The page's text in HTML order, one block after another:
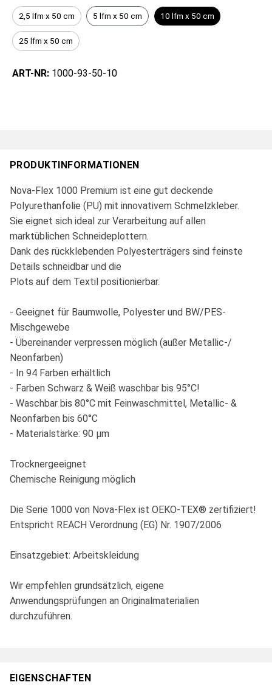
2,5 lfm x 50 cm 5 lfm x 50 cm 10 lfm x 50 cm
25 lfm x 50 cm
ART-NR: 1000-93-50-10
PRODUKTINFORMATIONEN
Nova-Flex 1000 Premium ist eine gut deckende
Polyurethanfolie (PU) mit innovativem Schmelzkleber.
Sie eignet sich ideal zur Verarbeitung auf allen
marktüblichen Schneideplottern.
Dank des rückklebenden Polyesterträgers sind feinste
Details schneidbar und die
Plots auf dem Textil positionierbar.
- Geeignet für Baumwolle, Polyester und BW/PES-
Mischgewebe
- Übereinander verpressen möglich (außer Metallic-/
Neonfarben)
- In 94 Farben erhältlich
- Farben Schwarz & Weiß waschbar bis 95°C!
- Waschbar bis 80°C mit Feinwaschmittel, Metallic- &
Neonfarben bis 60°C
- Materialstärke: 90 µm
Trocknergeeignet
Chemische Reinigung möglich
Die Serie 1000 von Nova-Flex ist OEKO-TEX® zertifiziert!
Entspricht REACH Verordnung (EG) Nr. 1907/2006
Einsatzgebiet: Arbeitskleidung
Wir empfehlen grundsätzlich, eigene
Anwendungsprüfungen an Originalmaterialien
durchzuführen.
EIGENSCHAFTEN